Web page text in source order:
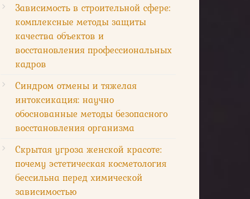
Зависимость в строительной сфере:
комплексные методы защиты
качества объектов и
восстановления профессиональных
кадров
Синдром отмены и тяжелая
интоксикация: научно
обоснованные методы безопасного
восстановления организма
Скрытая угроза женской красоте:
почему эстетическая косметология
бессильна перед химической
зависимостью